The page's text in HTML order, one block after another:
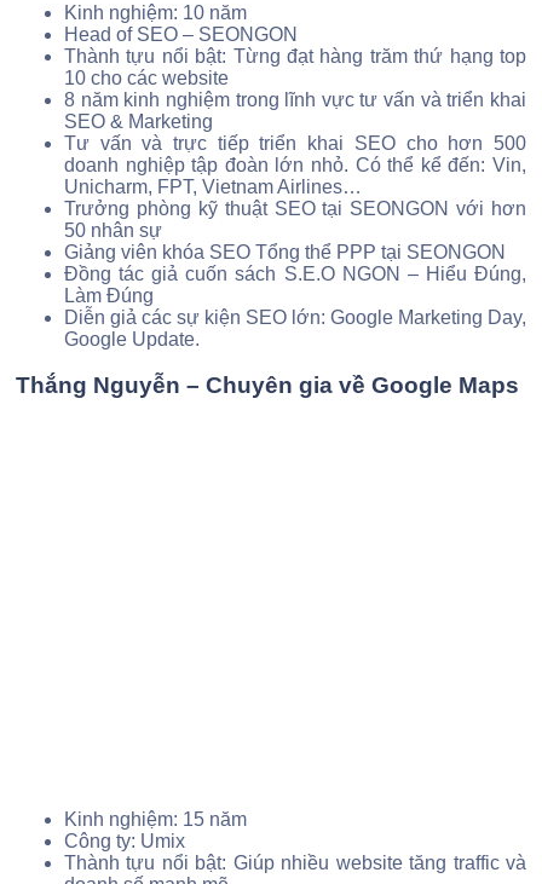
Kinh nghiệm: 10 năm
Head of SEO – SEONGON
Thành tựu nổi bật: Từng đạt hàng trăm thứ hạng top
10 cho các website
8 năm kinh nghiệm trong lĩnh vực tư vấn và triển khai
SEO & Marketing
Tư vấn và trực tiếp triển khai SEO cho hơn 500
doanh nghiệp tập đoàn lớn nhỏ. Có thể kể đến: Vin,
Unicharm, FPT, Vietnam Airlines…
Trưởng phòng kỹ thuật SEO tại SEONGON với hơn
50 nhân sự
Giảng viên khóa SEO Tổng thể PPP tại SEONGON
Đồng tác giả cuốn sách S.E.O NGON – Hiểu Đúng,
Làm Đúng
Diễn giả các sự kiện SEO lớn: Google Marketing Day,
Google Update.
Thắng Nguyễn – Chuyên gia về Google Maps
Kinh nghiệm: 15 năm
Công ty: Umix
Thành tựu nổi bật: Giúp nhiều website tăng traffic và